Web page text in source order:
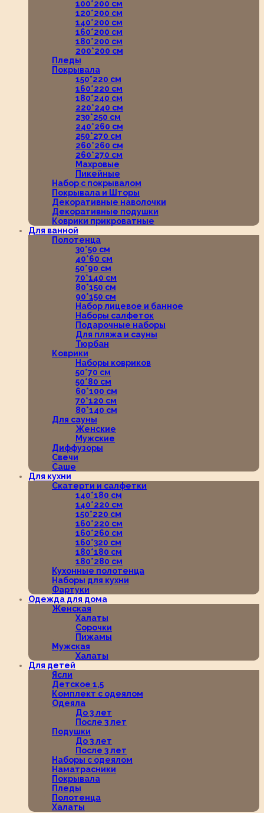
100*200 см
120*200 см
140*200 см
160*200 см
180*200 см
200*200 см
Пледы
Покрывала
150*220 см
160*220 см
180*240 см
220*240 см
230*250 см
240*260 см
250*270 см
260*260 см
260*270 см
Махровые
Пикейные
Набор с покрывалом
Покрывала и Шторы
Декоративные наволочки
Декоративные подушки
Коврики прикроватные
Для ванной
Полотенца
30*50 см
40*60 см
50*90 см
70*140 см
80*150 см
90*150 см
Набор лицевое и банное
Наборы салфеток
Подарочные наборы
Для пляжа и сауны
Тюрбан
Коврики
Наборы ковриков
50*70 см
50*80 см
60*100 см
70*120 см
80*140 см
Для сауны
Женские
Мужские
Диффузоры
Свечи
Саше
Для кухни
Скатерти и салфетки
140*180 см
140*220 см
150*220 см
160*220 см
160*260 см
160*320 см
180*180 см
180*280 см
Кухонные полотенца
Наборы для кухни
Фартуки
Одежда для дома
Женская
Халаты
Сорочки
Пижамы
Мужская
Халаты
Для детей
Ясли
Детское 1,5
Комплект с одеялом
Одеяла
До 3 лет
После 3 лет
Подушки
До 3 лет
После 3 лет
Наборы с одеялом
Наматрасники
Покрывала
Пледы
Полотенца
Халаты